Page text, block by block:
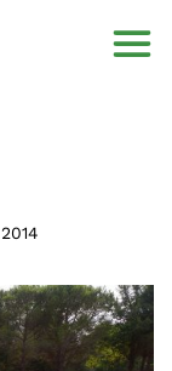
2014